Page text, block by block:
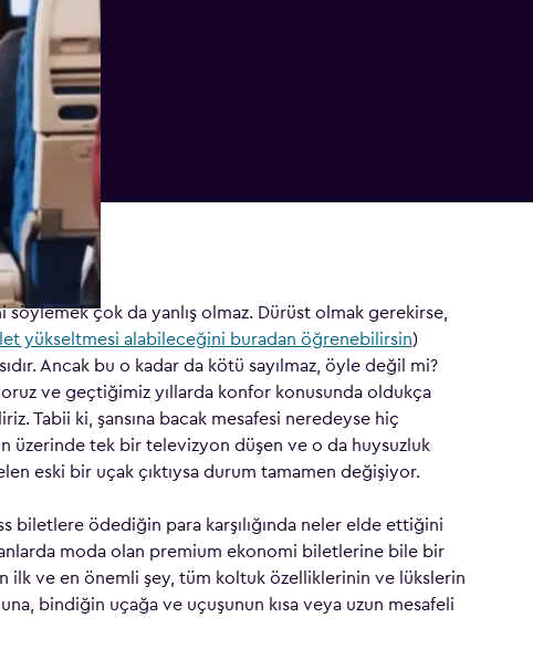
söylemek çok da yanlış olmaz. Dürüst olmak gerekirse,
yükseltmesi alabileceğini buradan öğrenebilirsin)
Ancak bu o kadar da kötü sayılmaz, öyle değil mi?
ve geçtiğimiz yıllarda konfor konusunda oldukça
Tabii ki, şansına bacak mesafesi neredeyse hiç
üzerinde tek bir televizyon düşen ve o da huysuzluk
eski bir uçak çıktıysa durum tamamen değişiyor.
biletlere ödediğin para karşılığında neler elde ettiğini
moda olan premium ekonomi biletlerine bile bir
ilk ve en önemli şey, tüm koltuk özelliklerinin ve lükslerin
bindiğin uçağa ve uçuşunun kısa veya uzun mesafeli